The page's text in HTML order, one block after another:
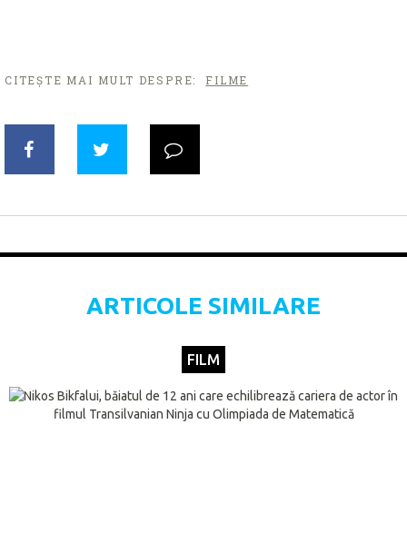
CITEȘTE MAI MULT DESPRE: FILME
ARTICOLE SIMILARE
FILM